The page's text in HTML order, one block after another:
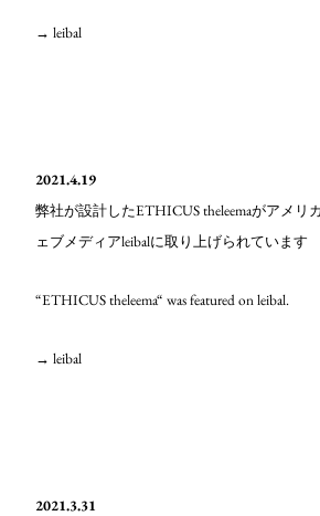
→ leibal
2021.4.19
弊社が設計したETHICUS theleemaがアメリ
ェブメディアleibalに取り上げられています
“ETHICUS theleema“ was featured on leibal.
→ leibal
2021.3.31